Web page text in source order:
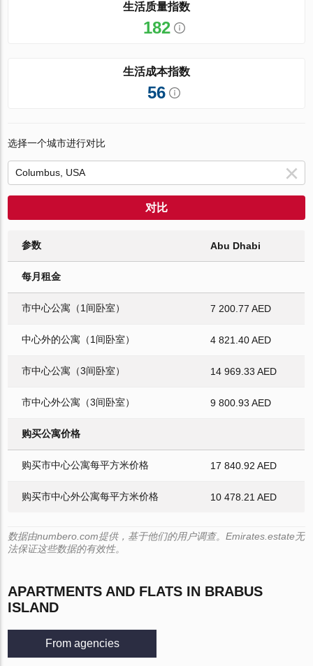
生活质量指数
182
生活成本指数
56
选择一个城市进行对比
对比
参数 Abu Dhabi
每月租金
市中心公寓（1间卧室） 7 200.77 AED
中心外的公寓（1间卧室） 4 821.40 AED
市中心公寓（3间卧室） 14 969.33 AED
市中心外公寓（3间卧室） 9 800.93 AED
购买公寓价格
购买市中心公寓每平方米价格 17 840.92 AED
购买市中心外公寓每平方米价格 10 478.21 AED
数据由numbero.com提供，基于他们的用户调查。Emirates.estate无
法保证这些数据的有效性。
APARTMENTS AND FLATS IN BRABUS
ISLAND
From agencies